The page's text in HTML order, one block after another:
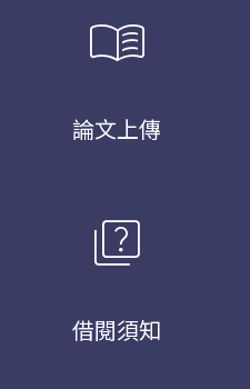
menu_book
論文上傳
quiz
借閱須知